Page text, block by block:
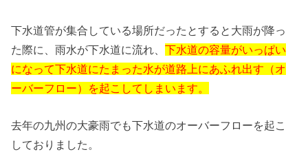
下水道管が集合している場所だったとすると大雨が降っ
た際に、雨水が下水道に流れ、下水道の容量がいっぱい
になって下水道にたまった水が道路上にあふれ出す（オ
ーバーフロー）を起こしてしまいます。
去年の九州の大豪雨でも下水道のオーバーフローを起こ
しておりました。